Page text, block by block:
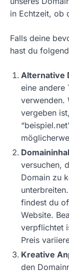
in Echtzeit, ob
Falls deine
hast du
Alternative
eine andere
verwenden.
vergeben
versuchen,
Domain zu
findest du
Website.
verpflichtet
Preis
Kreative
den